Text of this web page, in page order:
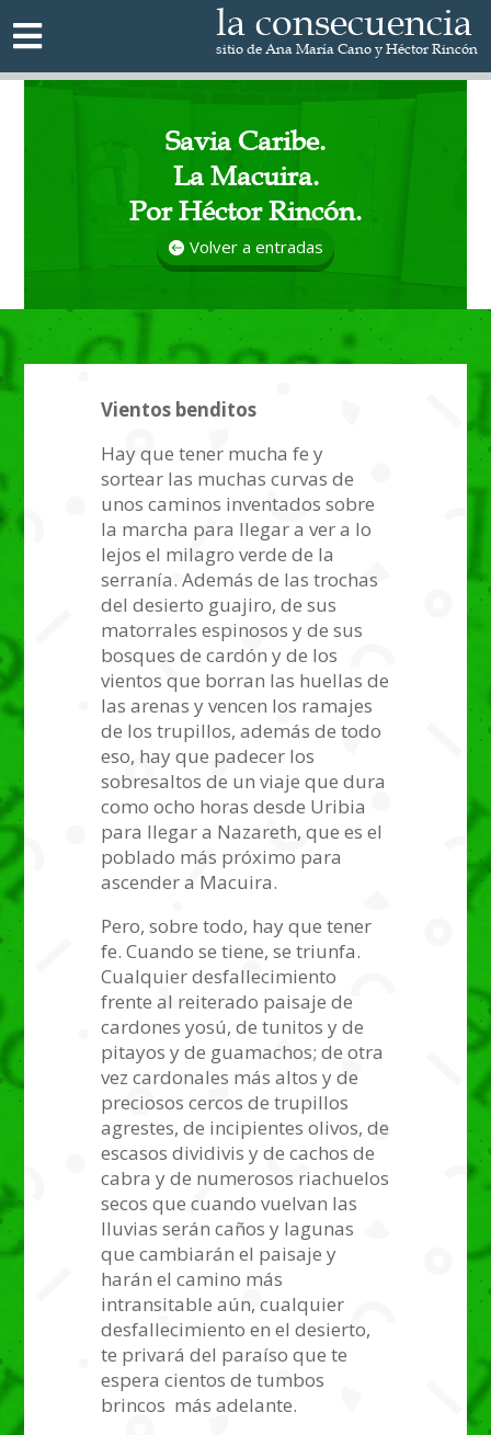
 la consecuencia
sitio de Ana María Cano y Héctor Rincón
Savia Caribe.
La Macuira.
Por Héctor Rincón.
Volver a entradas
Vientos benditos
Hay que tener mucha fe y
sortear las muchas curvas de
unos caminos inventados sobre
la marcha para llegar a ver a lo
lejos el milagro verde de la
serranía. Además de las trochas
del desierto guajiro, de sus
matorrales espinosos y de sus
bosques de cardón y de los
vientos que borran las huellas de
las arenas y vencen los ramajes
de los trupillos, además de todo
eso, hay que padecer los
sobresaltos de un viaje que dura
como ocho horas desde Uribia
para llegar a Nazareth, que es el
poblado más próximo para
ascender a Macuira.
Pero, sobre todo, hay que tener
fe. Cuando se tiene, se triunfa.
Cualquier desfallecimiento
frente al reiterado paisaje de
cardones yosú, de tunitos y de
pitayos y de guamachos; de otra
vez cardonales más altos y de
preciosos cercos de trupillos
agrestes, de incipientes olivos, de
escasos dividivis y de cachos de
cabra y de numerosos riachuelos
secos que cuando vuelvan las
lluvias serán caños y lagunas
que cambiarán el paisaje y
harán el camino más
intransitable aún, cualquier
desfallecimiento en el desierto,
te privará del paraíso que te
espera cientos de tumbos
brincos más adelante.